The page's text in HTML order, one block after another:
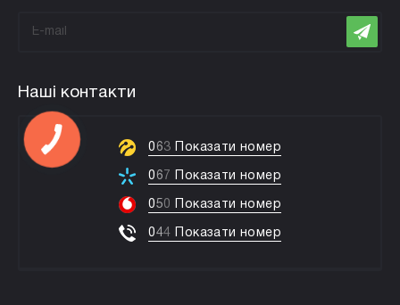
Наші контакти
063 Показати номер
06 7 Показати номер
050 Показати номер
044 Показати номер